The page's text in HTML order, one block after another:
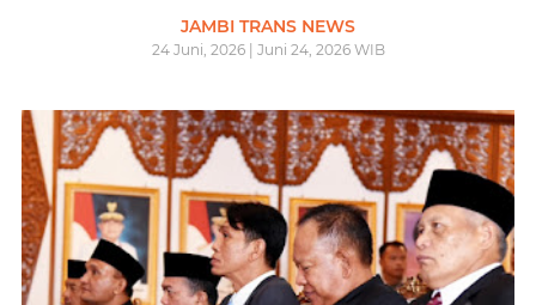
JAMBI TRANS NEWS
24 Juni, 2026 | Juni 24, 2026 WIB